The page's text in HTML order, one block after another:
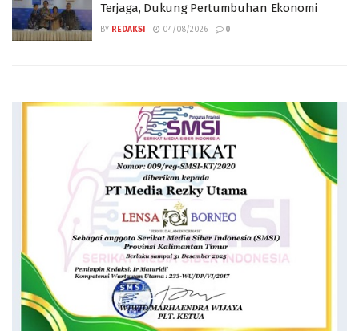
Terjaga, Dukung Pertumbuhan Ekonomi
BY REDAKSI 04/08/2026 0